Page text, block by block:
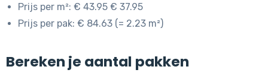
Prijs per m²: € 43.95 € 37.95
Prijs per pak: € 84.63 (= 2.23 m²)
Bereken je aantal pakken